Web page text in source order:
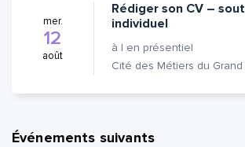
mer.
12
août
Rédiger son CV –
individuel
à | en présentiel
Événements suivants